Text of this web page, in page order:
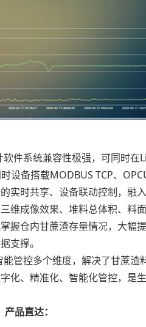
件系统兼容性极强，可同时在
设备搭载MODBUS TCP、
时共享、设备联动控制，融
成像效果、堆料总体积、料
握仓内甘蔗渣存量情况，大幅
支撑。
控多个维度，解决了甘蔗渣
化、精准化、智能化管控，是
产品直达：